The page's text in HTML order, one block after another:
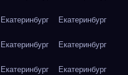
Екатеринбург Екатеринбург
Екатеринбург Екатеринбург
Екатеринбург Екатеринбург